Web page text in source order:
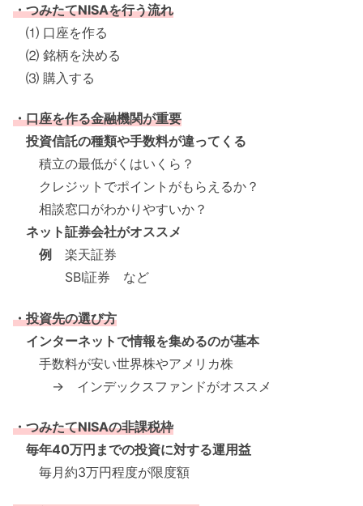
・つみたてNISAを行う流れ
⑴ 口座を作る
⑵ 銘柄を決める
⑶ 購入する
・口座を作る金融機関が重要
投資信託の種類や手数料が違ってくる
積立の最低がくはいくら？
クレジットでポイントがもらえるか？
相談窓口がわかりやすいか？
ネット証券会社がオススメ
例
楽天証券
SBI証券 など
・投資先の選び方
インターネットで情報を集めるのが基本
手数料が安い世界株やアメリカ株
→ インデックスファンドがオススメ
・つみたてNISAの非課税枠
毎年40万円までの投資に対する運用益
毎月約3万円程度が限度額